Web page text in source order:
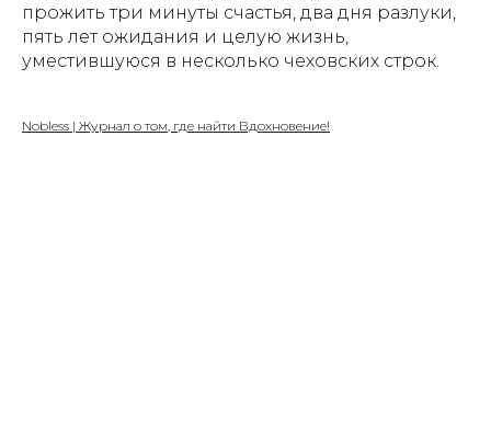
прожить три минуты счастья, два дня разлуки,
пять лет ожидания и целую жизнь,
уместившуюся в несколько чеховских строк.
Nobless | Журнал о том, где найти Вдохновение!